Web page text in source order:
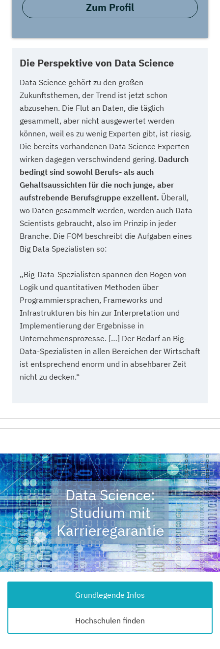
Zum Profil
Die Perspektive von Data Science
Data Science gehört zu den großen
Zukunftsthemen, der Trend ist jetzt schon
abzusehen. Die Flut an Daten, die täglich
gesammelt, aber nicht ausgewertet werden
können, weil es zu wenig Experten gibt, ist riesig.
Die bereits vorhandenen Data Science Experten
wirken dagegen verschwindend gering. Dadurch
bedingt sind sowohl Berufs- als auch
Gehaltsaussichten für die noch junge, aber
aufstrebende Berufsgruppe exzellent. Überall,
wo Daten gesammelt werden, werden auch Data
Scientists gebraucht, also im Prinzip in jeder
Branche. Die FOM beschreibt die Aufgaben eines
Big Data Spezialisten so:
„Big-Data-Spezialisten spannen den Bogen von
Logik und quantitativen Methoden über
Programmiersprachen, Frameworks und
Infrastrukturen bis hin zur Interpretation und
Implementierung der Ergebnisse in
Unternehmensprozesse. […] Der Bedarf an Big-
Data-Spezialisten in allen Bereichen der Wirtschaft
ist entsprechend enorm und in absehbarer Zeit
nicht zu decken.“
Data Science:
Studium mit
Karrieregarantie
Grundlegende Infos
Hochschulen finden